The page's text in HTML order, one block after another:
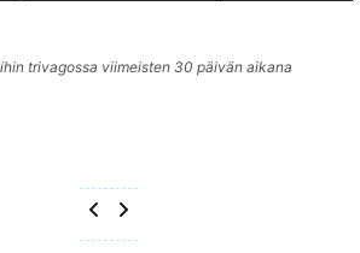
trivagossa viimeisten 30 päivän aikana